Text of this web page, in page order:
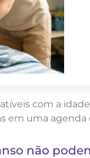
com a
em uma
não